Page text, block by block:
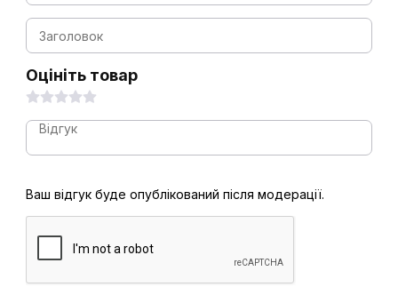
Оцініть товар
Ваш відгук буде опублікований після модерації.